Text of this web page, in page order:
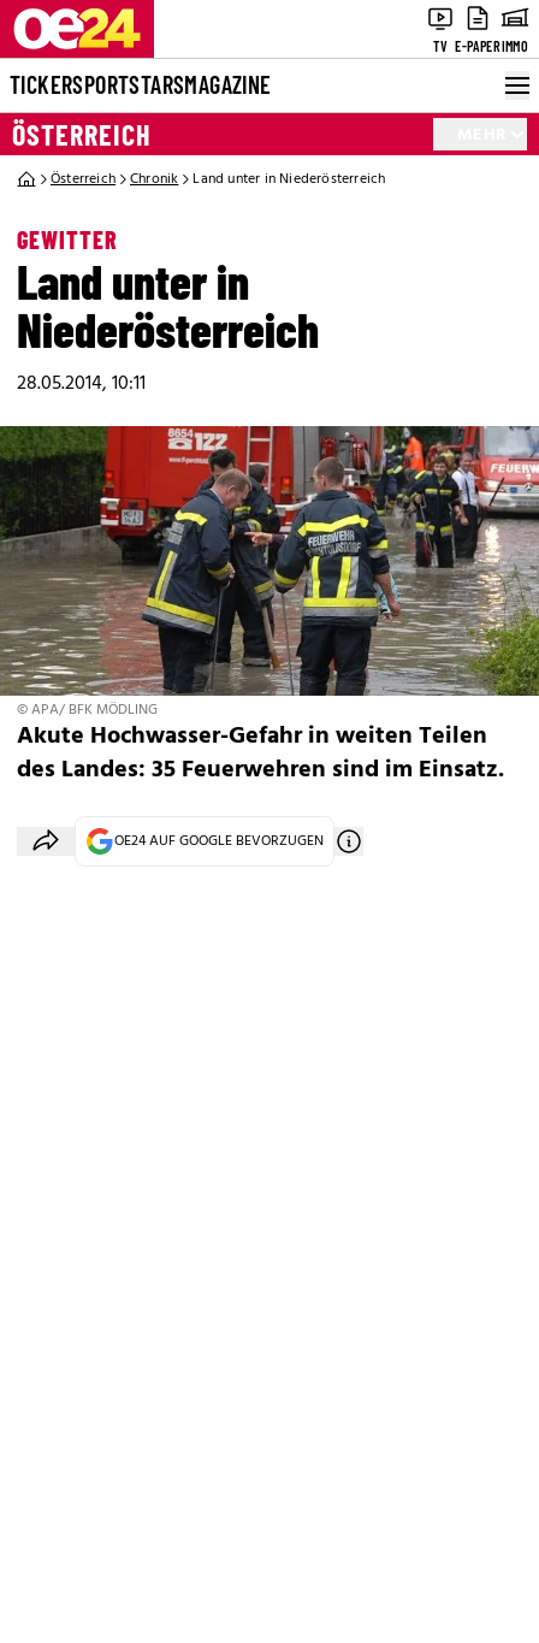
TV E-PAPERIMMO
TICKERSPORTSTARSMAGAZINE
ÖSTERREICH
Österreich Chronik Land unter in Niederösterreich
GEWITTER
Land unter in
Niederösterreich
28.05.2014, 10:11
© APA/ BFK MÖDLING
Akute Hochwasser-Gefahr in weiten Teilen
des Landes: 35 Feuerwehren sind im Einsatz.
OE24 AUF GOOGLE BEVORZUGEN